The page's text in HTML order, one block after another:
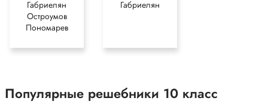
Габриелян
Остроумов
Пономарев
Габриелян
Популярные решебники 10 класс